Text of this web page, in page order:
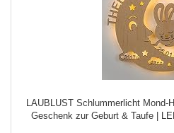
LAUBLUST Schlummerlicht
Geschenk zur Geburt & Taufe |